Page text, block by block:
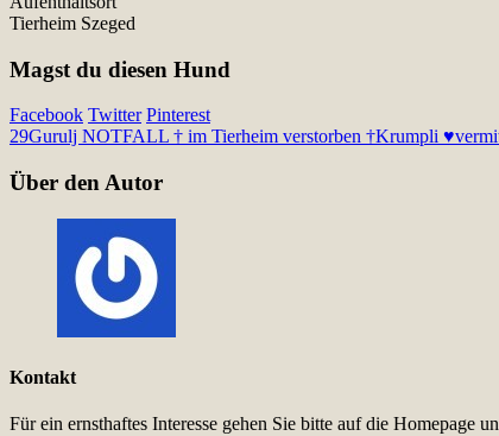
Tierheim Szeged
Magst du diesen Hund
Facebook Twitter Pinterest
29Gurulj NOTFALL † im Tierheim verstorben †Krumpli
Über den Autor
Kontakt
Für ein ernsthaftes Interesse gehen Sie bitte auf die Homepage